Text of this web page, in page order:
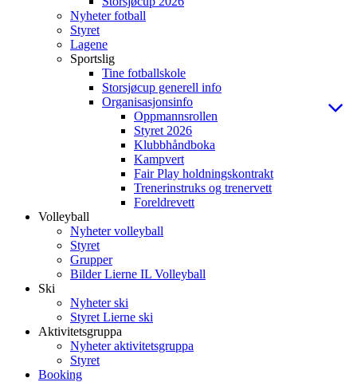
Nyheter fotball
Styret
Lagene
Sportslig
Tine fotballskole
Storsjøcup generell info
Organisasjonsinfo
Oppmannsrollen
Styret 2026
Klubbhåndboka
Kampvert
Fair Play holdningskontrakt
Trenerinstruks og trenervett
Foreldrevett
Volleyball
Nyheter volleyball
Styret
Grupper
Bilder Lierne IL Volleyball
Ski
Nyheter ski
Styret Lierne ski
Aktivitetsgruppa
Nyheter aktivitetsgruppa
Styret
Booking